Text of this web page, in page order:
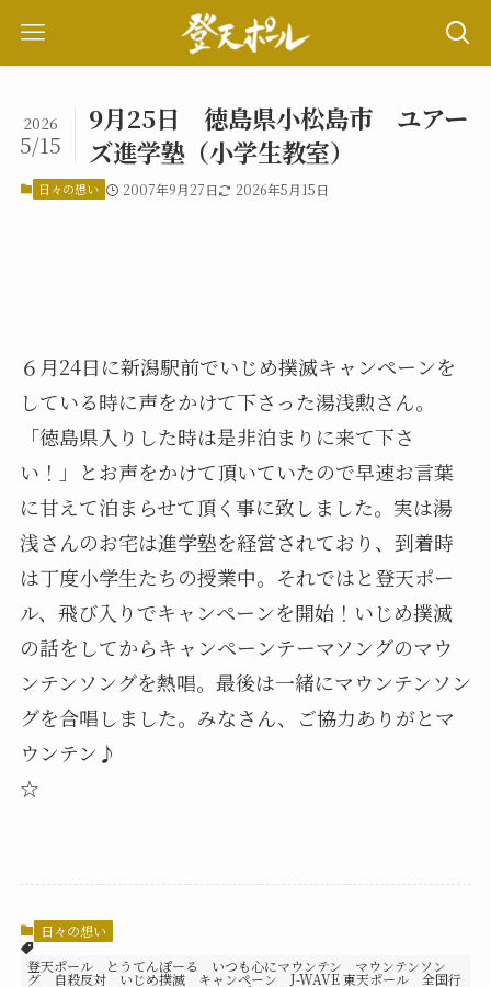
9月25日 徳島県小松島市 ユアー
ズ進学塾（小学生教室）
2026
5/15
日々の想い 2007年9月27日 2026年5月15日
６月24日に新潟駅前でいじめ撲滅キャンペーンを
している時に声をかけて下さった湯浅勲さん。
「徳島県入りした時は是非泊まりに来て下さ
い！」とお声をかけて頂いていたので早速お言葉
に甘えて泊まらせて頂く事に致しました。実は湯
浅さんのお宅は進学塾を経営されており、到着時
は丁度小学生たちの授業中。それではと登天ポー
ル、飛び入りでキャンペーンを開始！いじめ撲滅
の話をしてからキャンペーンテーマソングのマウ
ンテンソングを熱唱。最後は一緒にマウンテンソン
グを合唱しました。みなさん、ご協力ありがとマ
ウンテン♪
☆
日々の想い
登天ポール とうてんぽーる いつも心にマウンテン マウンテンソン
グ 自殺反対 いじめ撲滅 キャンペーン J-WAVE 東天ポール 全国行